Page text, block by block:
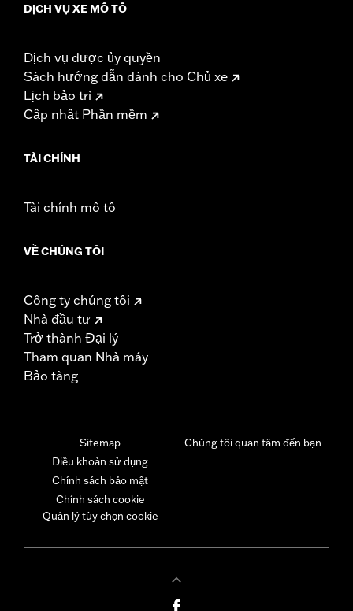
DỊCH VỤ XE MÔ TÔ
Dịch vụ được ủy quyền
Sách hướng dẫn dành cho Chủ xe
Lịch bảo trì
Cập nhật Phần mềm
TÀI CHÍNH
Tài chính mô tô
VỀ CHÚNG TÔI
Công ty chúng tôi
Nhà đầu tư
Trở thành Đại lý
Tham quan Nhà máy
Bảo tàng
Sitemap
Điều khoản sử dụng
Chính sách bảo mật
Chính sách cookie
Quản lý tùy chọn cookie
Chúng tôi quan tâm đến bạn